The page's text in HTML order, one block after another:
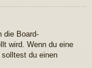
die Board-
wird. Wenn du eine
du einen